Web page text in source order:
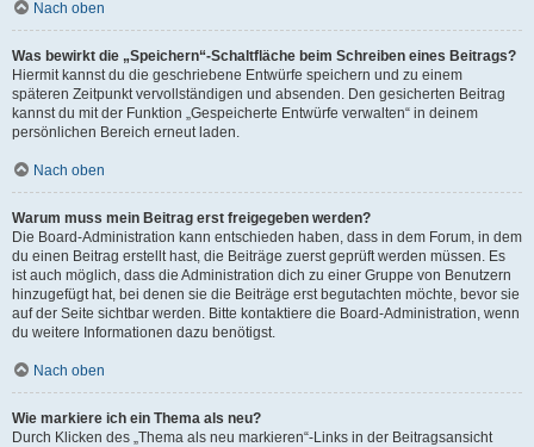
Nach oben
Was bewirkt die „Speichern“-Schaltfläche beim Schreiben eines Beitrags?
Hiermit kannst du die geschriebene Entwürfe speichern und zu einem
späteren Zeitpunkt vervollständigen und absenden. Den gesicherten Beitrag
kannst du mit der Funktion „Gespeicherte Entwürfe verwalten“ in deinem
persönlichen Bereich erneut laden.
Nach oben
Warum muss mein Beitrag erst freigegeben werden?
Die Board-Administration kann entschieden haben, dass in dem Forum, in dem
du einen Beitrag erstellt hast, die Beiträge zuerst geprüft werden müssen. Es
ist auch möglich, dass die Administration dich zu einer Gruppe von Benutzern
hinzugefügt hat, bei denen sie die Beiträge erst begutachten möchte, bevor sie
auf der Seite sichtbar werden. Bitte kontaktiere die Board-Administration, wenn
du weitere Informationen dazu benötigst.
Nach oben
Wie markiere ich ein Thema als neu?
Durch Klicken des „Thema als neu markieren“-Links in der Beitragsansicht